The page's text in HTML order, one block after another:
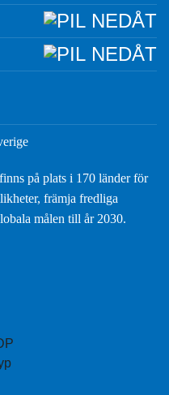
på plats i 170 länder för
främja fredliga
målen till år 2030.